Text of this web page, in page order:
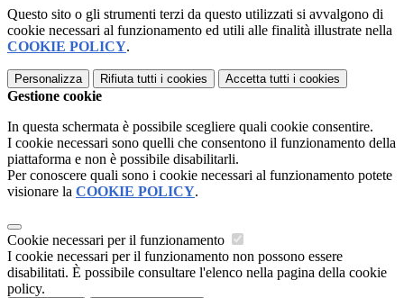
Questo sito o gli strumenti terzi da questo utilizzati si avvalgono di
cookie necessari al funzionamento ed utili alle finalità illustrate nella
COOKIE POLICY.
Personalizza Rifiuta tutti i cookies Accetta tutti i cookies
Gestione cookie
In questa schermata è possibile scegliere quali cookie consentire.
I cookie necessari sono quelli che consentono il funzionamento della
piattaforma e non è possibile disabilitarli.
Per conoscere quali sono i cookie necessari al funzionamento potete
visionare la COOKIE POLICY.
Cookie necessari per il funzionamento
I cookie necessari per il funzionamento non possono essere
disabilitati. È possibile consultare l'elenco nella pagina della cookie
policy.